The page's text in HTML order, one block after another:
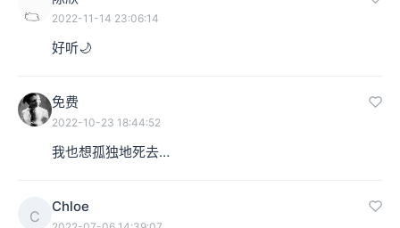
2022-11-14 23:06:14
好听🌙
免费
2022-10-23 18:44:52
我也想孤独地死去…
C
Chloe